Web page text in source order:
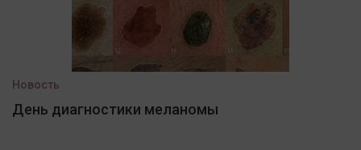
Новость
День диагностики меланомы